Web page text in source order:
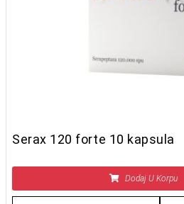
Serax 120 forte 10 kapsula
Dodaj U Korpu